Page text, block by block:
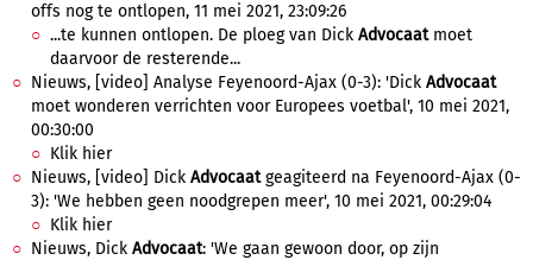
offs nog te ontlopen, 11 mei 2021, 23:09:26
...te kunnen ontlopen. De ploeg van Dick Advocaatmoet
daarvoor de resterende...
Nieuws, [video] Analyse Feyenoord-Ajax (0-3): 'Dick Advocaat
moet wonderen verrichten voor Europees voetbal', 10 mei 2021,
00:30:00
Klik hier
Nieuws, [video] Dick Advocaatgeagiteerd na Feyenoord-Ajax (0-
3): 'We hebben geen noodgrepen meer', 10 mei 2021, 00:29:04
Klik hier
Nieuws, Dick Advocaat: 'We gaan gewoon door, op zijn